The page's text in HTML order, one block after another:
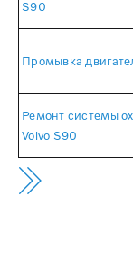
S90
Промывка
Ремонт системы
Volvo S90